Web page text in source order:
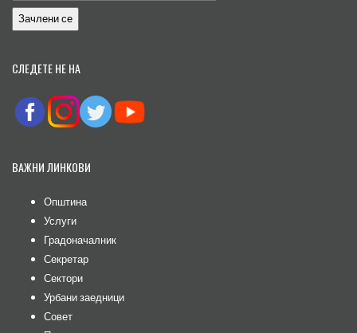
СЛЕДЕТЕ НЕ НА
ВАЖНИ ЛИНКОВИ
Општина
Услуги
Градоначалник
Секретар
Сектори
Урбани заедници
Совет